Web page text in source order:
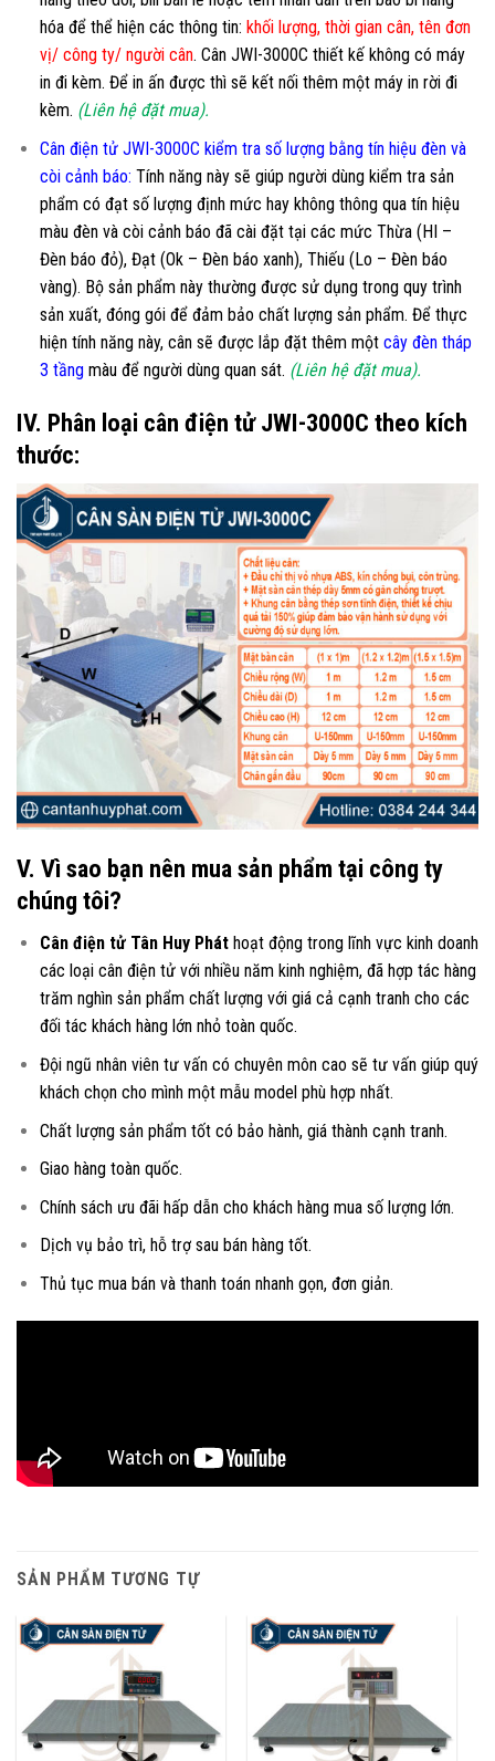
hóa để thể hiện các thông tin: khối lượng, thời gian cân, tên đơn
vị/ công ty/ người cân. Cân JWI-3000C thiết kế không có máy
in đi kèm. Để in ấn được thì sẽ kết nối thêm một máy in rời đi
kèm. (Liên hệ đặt mua).
Cân điện tử JWI-3000C kiểm tra số lượng bằng tín hiệu đèn và
còi cảnh báo: Tính năng này sẽ giúp người dùng kiểm tra sản
phẩm có đạt số lượng định mức hay không thông qua tín hiệu
màu đèn và còi cảnh báo đã cài đặt tại các mức Thừa (HI –
Đèn báo đỏ), Đạt (Ok – Đèn báo xanh), Thiếu (Lo – Đèn báo
vàng). Bộ sản phẩm này thường được sử dụng trong quy trình
sản xuất, đóng gói để đảm bảo chất lượng sản phẩm. Để thực
hiện tính năng này, cân sẽ được lắp đặt thêm một cây đèn tháp
3 tầngmàu để người dùng quan sát. (Liên hệ đặt mua).
IV. Phân loại cân điện tử JWI-3000C theo kích
thước:
V. Vì sao bạn nên mua sản phẩm tại công ty
chúng tôi?
Cân điện tử Tân Huy Pháthoạt động trong lĩnh vực kinh doanh
các loại cân điện tửvới nhiều năm kinh nghiệm, đã hợp tác hàng
trăm nghìn sản phẩm chất lượng với giá cả cạnh tranh cho các
đối tác khách hàng lớn nhỏ toàn quốc.
Đội ngũ nhân viên tư vấn có chuyên môn cao sẽ tư vấn giúp quý
khách chọn cho mình một mẫu model phù hợp nhất.
Chất lượng sản phẩm tốt có bảo hành, giá thành cạnh tranh.
Giao hàng toàn quốc.
Chính sách ưu đãi hấp dẫn cho khách hàng mua số lượng lớn.
Dịch vụ bảo trì, hỗ trợ sau bán hàng tốt.
Thủ tục mua bán và thanh toán nhanh gọn, đơn giản.
SẢN PHẨM TƯƠNG TỰ